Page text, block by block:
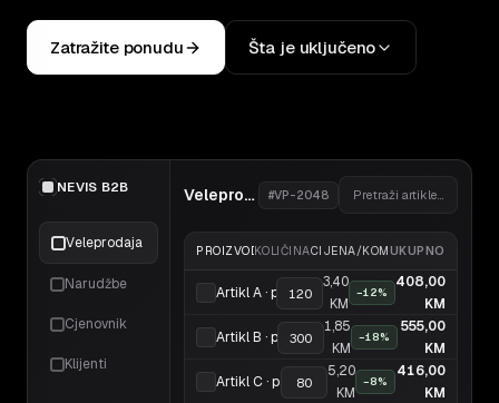
Zatražite ponudu Šta je uključeno
NEVIS B2B
Veleprodaja
Narudžbe
Cjenovnik
Klijenti
Veleprodajna narudžba #VP-2048 Pretraži artikle…
PROIZVODKOLIČINACIJENA/KOMUKUPNO
Artikl A · pak/50
120
3,40
KM
−12%
408,00
KM
Artikl B · pak/25
300
1,85
KM
−18%
555,00
KM
Artikl C · pak/10
80
5,20
KM
−8%
416,00
KM